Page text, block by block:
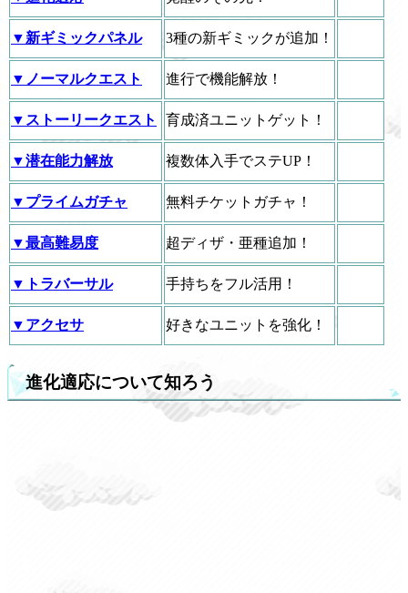
▼新ギミックパネル 3種の新ギミックが追加！
▼ノーマルクエスト 進行で機能解放！
▼ストーリークエスト 育成済ユニットゲット！
▼潜在能力解放 複数体入手でステUP！
▼プライムガチャ 無料チケットガチャ！
▼最高難易度 超ディザ・亜種追加！
▼トラバーサル 手持ちをフル活用！
▼アクセサ 好きなユニットを強化！
進化適応について知ろう